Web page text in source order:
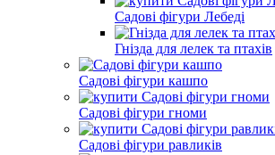
Садові фігури Лебеді
Гнізда для лелек та птахів
Садові фігури кашпо
Садові фігури гноми
Садові фігури равликів